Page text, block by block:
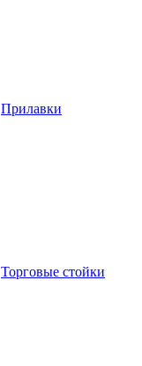
Прилавки
Торговые стойки